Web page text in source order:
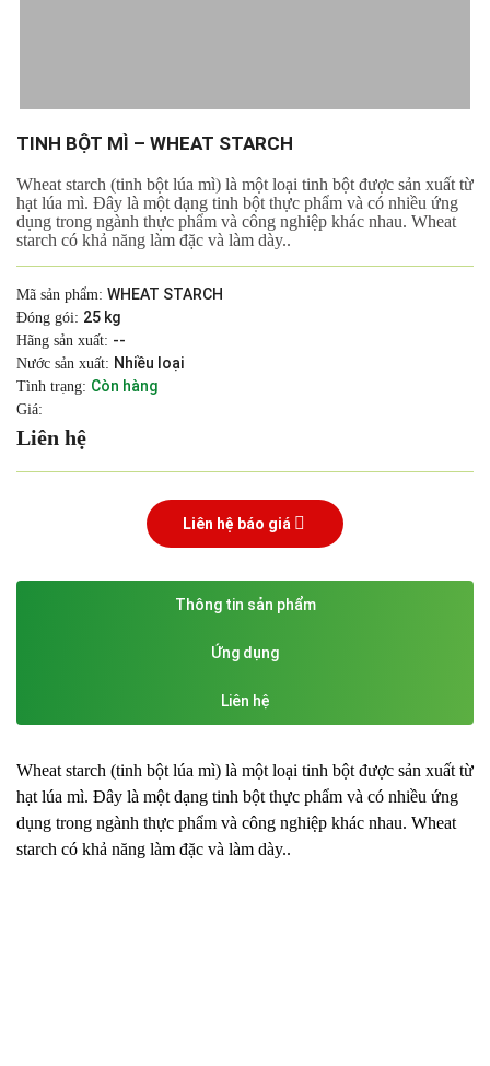
TINH BỘT MÌ – WHEAT STARCH
Wheat starch (tinh bột lúa mì) là một loại tinh bột được sản xuất từ
hạt lúa mì. Đây là một dạng tinh bột thực phẩm và có nhiều ứng
dụng trong ngành thực phẩm và công nghiệp khác nhau. Wheat
starch có khả năng làm đặc và làm dày..
Mã sản phẩm: WHEAT STARCH
Đóng gói: 25 kg
Hãng sản xuất: --
Nước sản xuất: Nhiều loại
Tình trạng: Còn hàng
Giá:
Liên hệ
Liên hệ báo giá
Thông tin sản phẩm
Ứng dụng
Liên hệ
Wheat starch (tinh bột lúa mì) là một loại tinh bột được sản xuất từ
hạt lúa mì. Đây là một dạng tinh bột thực phẩm và có nhiều ứng
dụng trong ngành thực phẩm và công nghiệp khác nhau. Wheat
starch có khả năng làm đặc và làm dày..